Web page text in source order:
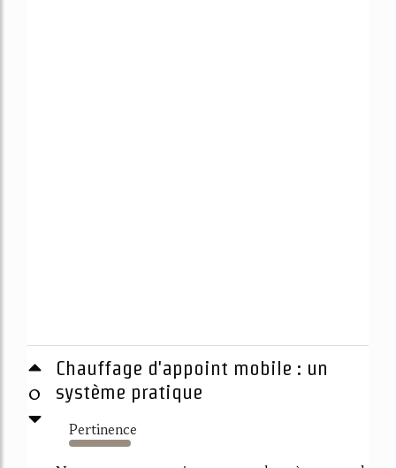
0
Chauffage d'appoint mobile : un
système pratique
Pertinence
2990%